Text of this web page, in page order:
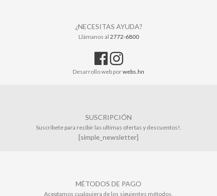
¿NECESITAS AYUDA?
Llámanos al 2772-6800
Desarrollo web porwebs.hn
SUSCRIPCIÓN
Suscribete para recibir las ultimas ofertas y descuentos!.
[simple_newsletter]
MÉTODOS DE PAGO
Aceptamos cualquiera de los siguientes métodos.